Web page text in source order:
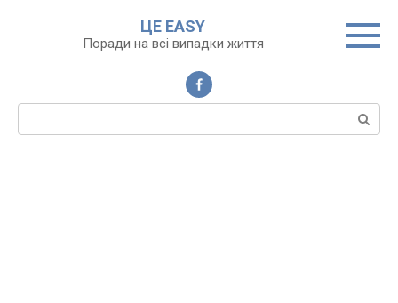
ЦЕ EASY
Поради на всі випадки життя
Пошук: